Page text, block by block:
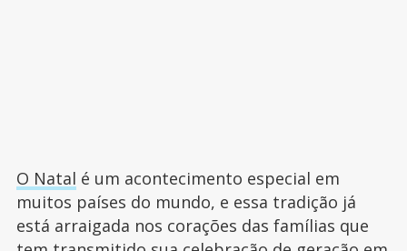
O Natal é um acontecimento especial em
muitos países do mundo, e essa tradição já
está arraigada nos corações das famílias que